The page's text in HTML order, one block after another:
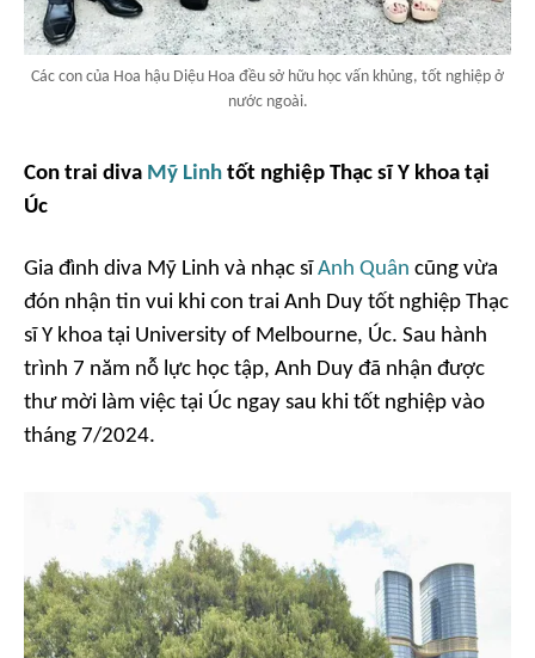
Các con của Hoa hậu Diệu Hoa đều sở hữu học vấn khủng, tốt nghiệp ở
nước ngoài.
Con trai diva Mỹ Linh tốt nghiệp Thạc sĩ Y khoa tại
Úc
Gia đình diva Mỹ Linh và nhạc sĩAnh Quân cũng vừa
đón nhận tin vui khi con trai Anh Duy tốt nghiệp Thạc
sĩ Y khoa tại University of Melbourne, Úc. Sau hành
trình 7 năm nỗ lực học tập, Anh Duy đã nhận được
thư mời làm việc tại Úc ngay sau khi tốt nghiệp vào
tháng 7/2024.